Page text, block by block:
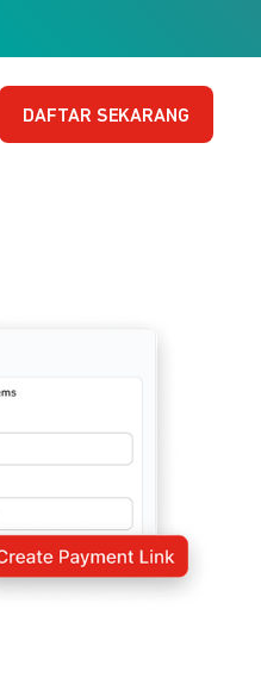
DAFTAR SEKARANG